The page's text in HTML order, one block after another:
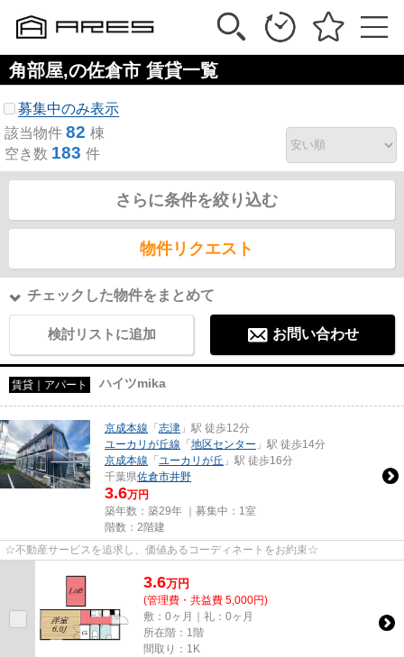
角部屋,の佐倉市 賃貸一覧
募集中のみ表示
該当物件 82 棟
空き数 183 件
さらに条件を絞り込む
物件リクエスト
チェックした物件をまとめて
検討リストに追加 お問い合わせ
賃貸｜アパート ハイツmika
京成本線 「 志津 」駅 徒歩12分
ユーカリが丘線 「 地区センター 」駅 徒歩14分
京成本線 「 ユーカリが丘 」駅 徒歩16分
千葉県佐倉市井野
3.6万円
築年数：築29年 ｜募集中： 1室
階数：2階建
☆不動産サービスを追求し、価値あるコーディネートをお約束☆
3.6万円
(管理費・共益費 5,000円)
敷：0ヶ月｜礼：0ヶ月
所在階：1階
間取り：1K